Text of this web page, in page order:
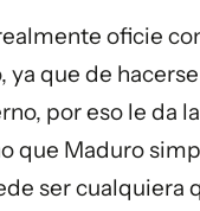
oficie
que de
por eso le da
que Maduro
ser cualquiera